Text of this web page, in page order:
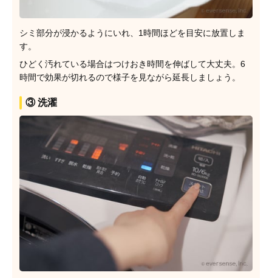
シミ部分が浸かるようにいれ、1時間ほどを目安に放置しま
す。
ひどく汚れている場合はつけおき時間を伸ばして大丈夫。6
時間で効果が切れるので様子を見ながら延長しましょう。
③ 洗濯